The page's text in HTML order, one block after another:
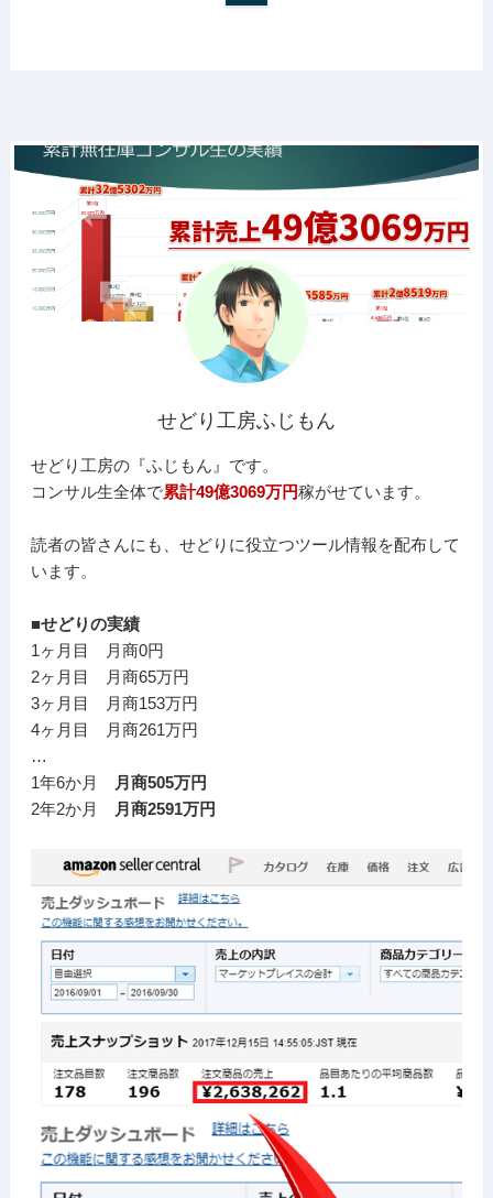
せどり工房ふじもん
せどり工房の『ふじもん』です。
コンサル生全体で累計49億3069万円稼がせています。
読者の皆さんにも、せどりに役立つツール情報を配布して
います。
■せどりの実績
1ヶ月目 月商0円
2ヶ月目 月商65万円
3ヶ月目 月商153万円
4ヶ月目 月商261万円
…
1年6か月
月商505万円
2年2か月
月商2591万円